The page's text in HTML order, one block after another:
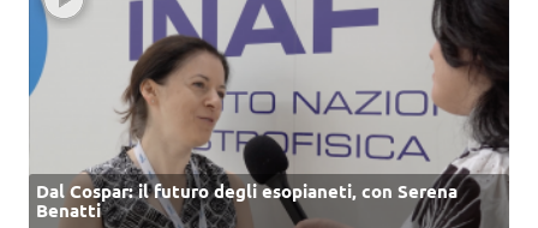
Dal Cospar: il futuro degli esopianeti, con Serena
Benatti